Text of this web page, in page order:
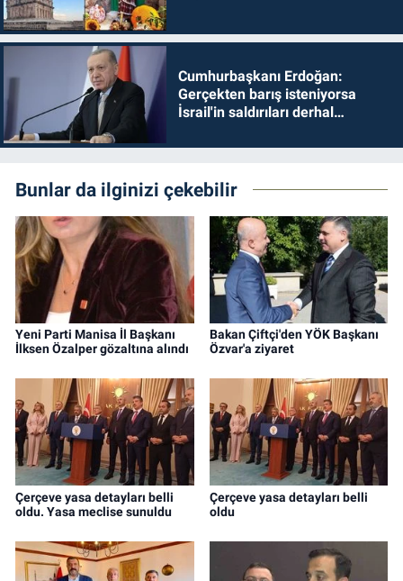
Cumhurbaşkanı Erdoğan:
Gerçekten barış isteniyorsa
İsrail'in saldırıları derhal
Bunlar da ilginizi çekebilir
Yeni Parti Manisa İl Başkanı
İlksen Özalper gözaltına alındı
Bakan Çiftçi'den YÖK Başkanı
Özvar'a ziyaret
Çerçeve yasa detayları belli
oldu. Yasa meclise sunuldu
Çerçeve yasa detayları belli
oldu